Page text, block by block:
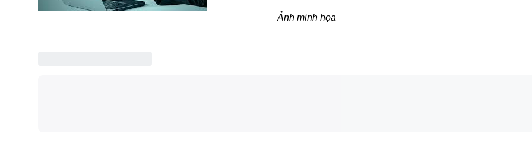
Ảnh minh họa